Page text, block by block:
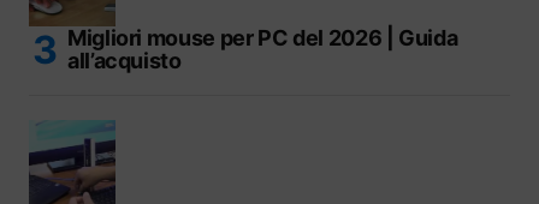
Migliori mouse per PC del 2026 | Guida
all’acquisto